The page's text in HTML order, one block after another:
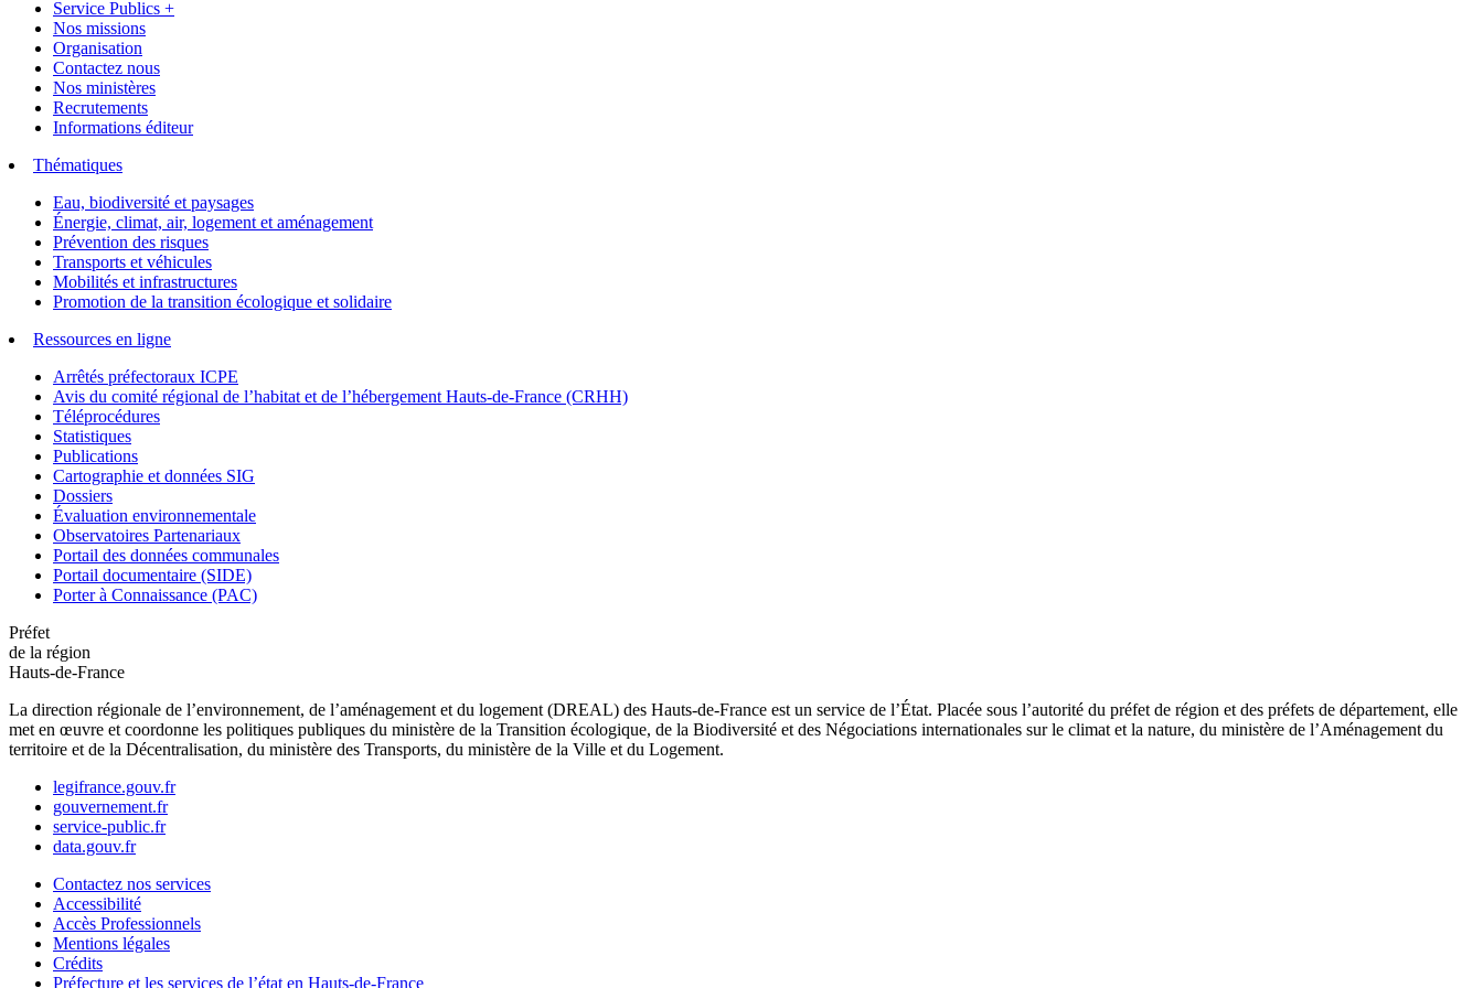
Service Publics +
Nos missions
Organisation
Contactez nous
Nos ministères
Recrutements
Informations éditeur
Thématiques
Eau, biodiversité et paysages
Énergie, climat, air, logement et aménagement
Prévention des risques
Transports et véhicules
Mobilités et infrastructures
Promotion de la transition écologique et solidaire
Ressources en ligne
Arrêtés préfectoraux ICPE
Avis du comité régional de l’habitat et de l’hébergement Hauts-de-France (CRHH)
Téléprocédures
Statistiques
Publications
Cartographie et données SIG
Dossiers
Évaluation environnementale
Observatoires Partenariaux
Portail des données communales
Portail documentaire (SIDE)
Porter à Connaissance (PAC)
Préfet
de la région
Hauts-de-France
La direction régionale de l’environnement, de l’aménagement et du logement (DREAL) des Hauts-de-France est un service de l’État. Placée sous l’autorité du préfet de région et des préfets de département, elle
met en œuvre et coordonne les politiques publiques du ministère de la Transition écologique, de la Biodiversité et des Négociations internationales sur le climat et la nature, du ministère de l’Aménagement du
territoire et de la Décentralisation, du ministère des Transports, du ministère de la Ville et du Logement.
legifrance.gouv.fr
gouvernement.fr
service-public.fr
data.gouv.fr
Contactez nos services
Accessibilité
Accès Professionnels
Mentions légales
Crédits
Préfecture et les services de l’état en Hauts-de-France